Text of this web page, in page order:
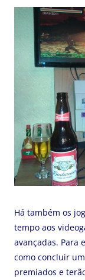
Há também os
tempo aos
avançadas. Para
como concluir
premiados e